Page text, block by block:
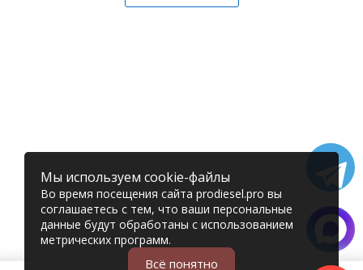
Мы используем cookie-файлы
Во время посещения сайта prodiesel.pro вы
соглашаетесь с тем, что ваши персональные
данные будут обработаны с использованием
метрических программ.
Всё понятно